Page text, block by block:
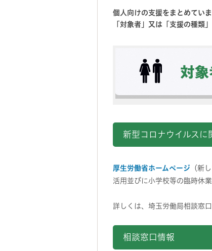
個人向けの支援をまとめていま
「対象者」又は「支援の種類
新型コロナウイルスに
厚生労働省ホームページ （新
活用並びに小学校等の臨時休
詳しくは、埼玉労働局相談窓
相談窓口情報